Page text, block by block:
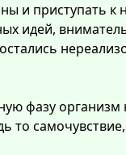
и приступать
идей,
фазу организм
то